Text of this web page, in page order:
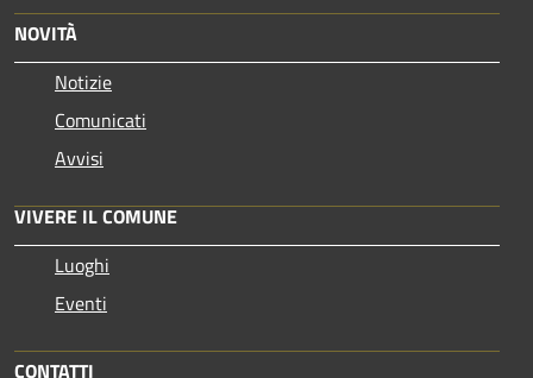
NOVITÀ
Notizie
Comunicati
Avvisi
VIVERE IL COMUNE
Luoghi
Eventi
CONTATTI